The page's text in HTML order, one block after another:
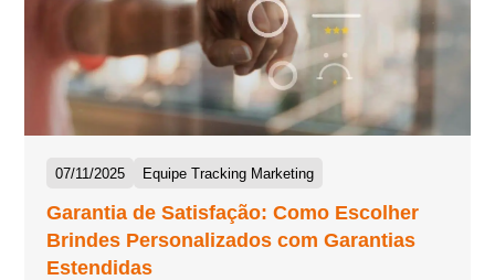
07/11/2025 Equipe Tracking Marketing
Garantia de Satisfação: Como Escolher
Brindes Personalizados com Garantias
Estendidas